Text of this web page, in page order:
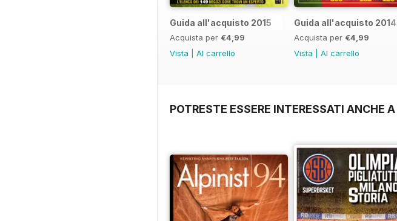
Guida all'acquisto 2015
Acquista per €4,99
Vista
Al carrello
Guida all'acquisto 2014
Acquista per €4,99
Vista
Al carrello
POTRESTE ESSERE INTERESSATI ANCHE A